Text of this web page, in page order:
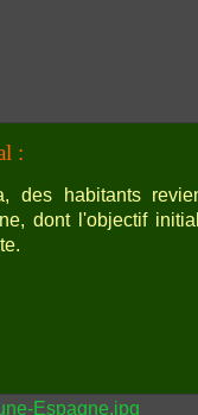
:
des habitants
dont l'objectif